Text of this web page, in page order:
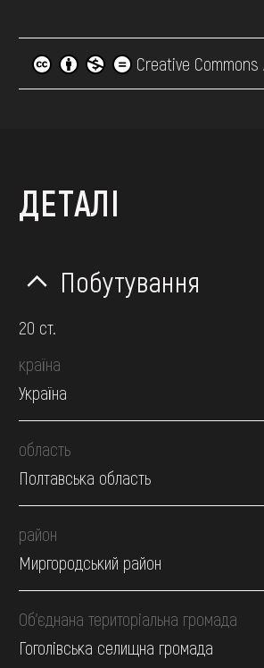
Creative
ДЕТАЛІ
Побутування
20 ст.
країна
Україна
область
Полтавська область
район
Миргородський район
Об’єднана територіальна громада
Гоголівська селищна громада